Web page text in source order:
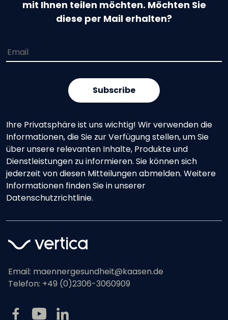
mit Ihnen teilen möchten. Möchten Sie
diese per Mail erhalten?
Ihre Privatsphäre ist uns wichtig! Wir verwenden die
Informationen, die Sie zur Verfügung stellen, um Sie
über unsere relevanten Inhalte, Produkte und
Dienstleistungen zu informieren. Sie können sich
jederzeit von diesen Mitteilungen abmelden. Weitere
Informationen finden Sie in unserer
Datenschutzrichtlinie.
Email: maennergesundheit@kaasen.de
Telefon: +49 (0)2306-3060909